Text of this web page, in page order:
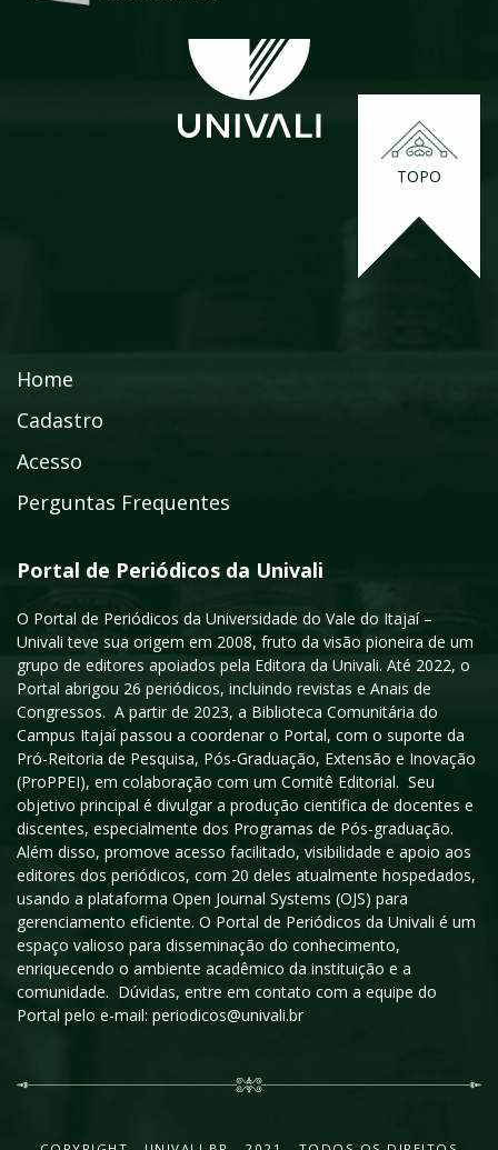
TOPO
Home
Cadastro
Acesso
Perguntas Frequentes
Portal de Periódicos da Univali
O Portal de Periódicos da Universidade do Vale do Itajaí –
Univali teve sua origem em 2008, fruto da visão pioneira de um
grupo de editores apoiados pela Editora da Univali. Até 2022, o
Portal abrigou 26 periódicos, incluindo revistas e Anais de
Congressos. A partir de 2023, a Biblioteca Comunitária do
Campus Itajaí passou a coordenar o Portal, com o suporte da
Pró-Reitoria de Pesquisa, Pós-Graduação, Extensão e Inovação
(ProPPEI), em colaboração com um Comitê Editorial. Seu
objetivo principal é divulgar a produção científica de docentes e
discentes, especialmente dos Programas de Pós-graduação.
Além disso, promove acesso facilitado, visibilidade e apoio aos
editores dos periódicos, com 20 deles atualmente hospedados,
usando a plataforma Open Journal Systems (OJS) para
gerenciamento eficiente. O Portal de Periódicos da Univali é um
espaço valioso para disseminação do conhecimento,
enriquecendo o ambiente acadêmico da instituição e a
comunidade. Dúvidas, entre em contato com a equipe do
Portal pelo e-mail: periodicos@univali.br